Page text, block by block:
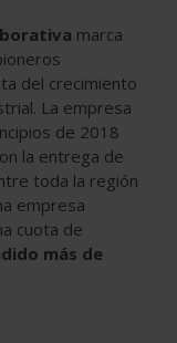
marca
del crecimiento
La empresa
de 2018
la entrega de
toda la región
empresa
cuota de
más de